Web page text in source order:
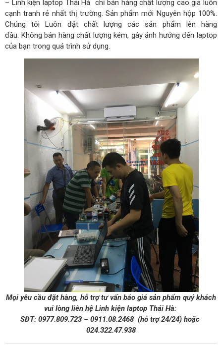
– Linh kiện laptop Thái Hà chỉ bán hàng chất lượng cao giá luôn
cạnh tranh rẻ nhất thị trường. Sản phẩm mới Nguyên hộp 100%.
Chúng tôi Luôn đặt chất lượng các sản phẩm lên hàng
đầu. Không bán hàng chất lượng kém, gây ảnh hưởng đến laptop
của bạn trong quá trình sử dụng.
Mọi yêu cầu đặt hàng, hỗ trợ tư vấn báo giá sản phẩm quý khách
vui lòng liên hệ Linh kiện laptop Thái Hà:
SĐT: 0977.809.723 – 0911.08.2468 (hỗ trợ 24/24) hoặc
024.322.47.938